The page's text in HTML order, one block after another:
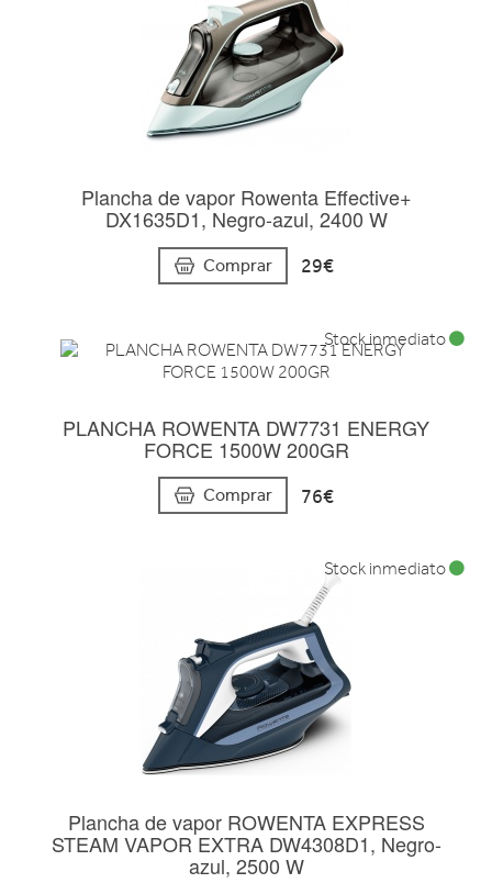
Plancha de vapor Rowenta Effective+
DX1635D1, Negro-azul, 2400 W
Comprar 29€
PLANCHA ROWENTA DW7731 ENERGY
FORCE 1500W 200GR
Comprar 76€
Stock inmediato
Plancha de vapor ROWENTA EXPRESS
STEAM VAPOR EXTRA DW4308D1, Negro-
azul, 2500 W
Stock inmediato